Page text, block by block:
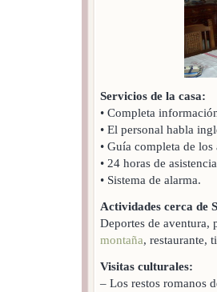
Servicios de la casa:
• Completa
• El personal habla
• Guía completa de
• 24 horas de
• Sistema de alarma.
Actividades cerca de
Deportes de
montaña, restaurante,
Visitas culturales:
– Los restos romanos